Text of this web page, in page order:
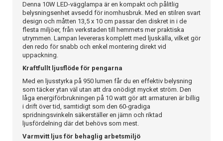
Denna 10W LED-vägglampa är en kompakt och pålitlig
belysningsenhet avsedd för inomhusbruk. Med en stilren svart
design och måtten 13,5 x 10 cm passar den diskret in i de
flesta miljöer, från verkstaden till hemmets mer praktiska
utrymmen. Lampan levereras komplett med ljuskälla, vilket gör
den redo för snabb och enkel montering direkt vid
uppackning.
Kraftfullt ljusflöde för pengarna
Med en ljusstyrka på 950 lumen får du en effektiv belysning
som täcker ytan väl utan att dra onödigt mycket ström. Den
låga energiförbrukningen på 10 watt gör att armaturen är billig
i drift över tid, samtidigt som den 60-gradiga
spridningsvinkeln säkerställer en jämn och riktad
ljusfördelning där det behövs som mest.
Varmvitt ljus för behaglig arbetsmiljö